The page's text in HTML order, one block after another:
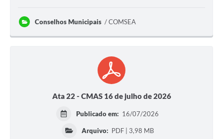
Conselhos Municipais COMSEA
Ata 22 - CMAS 16 de julho de 2026
Publicado em: 16/07/2026
Arquivo: PDF | 3,98 MB